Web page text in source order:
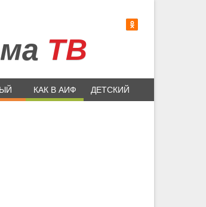
ТВ
КАК В АИФ ДЕТСКИЙ